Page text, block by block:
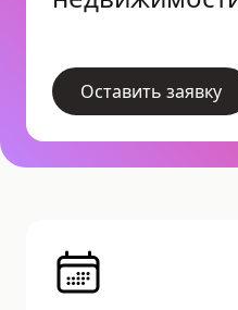
Оставить заявку